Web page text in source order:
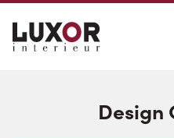
Design